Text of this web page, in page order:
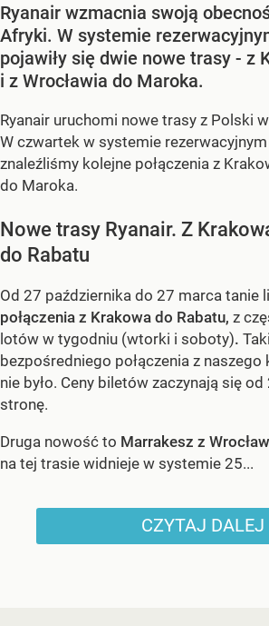
Ryanair wzmacnia swoją
Afryki. W systemie
pojawiły się dwie nowe trasy - z
i z Wrocławia do Maroka.
Ryanair uruchomi nowe trasy z Polski
W czwartek w systemie
znaleźliśmy kolejne połączenia z
do Maroka.
Nowe trasy Ryanair. Z
do Rabatu
Od 27 października do 27 marca tanie
połączenia z Krakowa do Rabatu, z
lotów w tygodniu (wtorki i soboty).
bezpośredniego połączenia z naszego
nie było. Ceny biletów zaczynają się od
stronę.
Druga nowość to Marrakesz z
na tej trasie widnieje w systemie 25...
CZYTAJ DALEJ